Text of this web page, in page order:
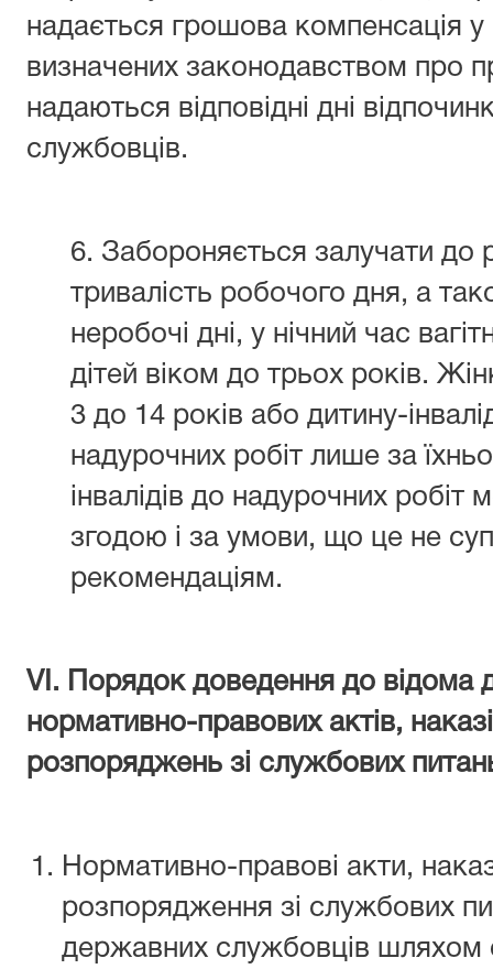
надається грошова компенсація у
визначених законодавством про
надаються відповідні дні
службовців.
6. Забороняється залучати до
тривалість робочого дня, а
неробочі дні, у нічний час
дітей віком до трьох років.
3 до 14 років або дитину-
надурочних робіт лише за
інвалідів до надурочних
згодою і за умови, що це не
рекомендаціям.
VІ. Порядок доведення до відома
нормативно-правових актів,
розпоряджень зі службових
Нормативно-правові акти,
розпорядження зі службових
державних службовців шляхом